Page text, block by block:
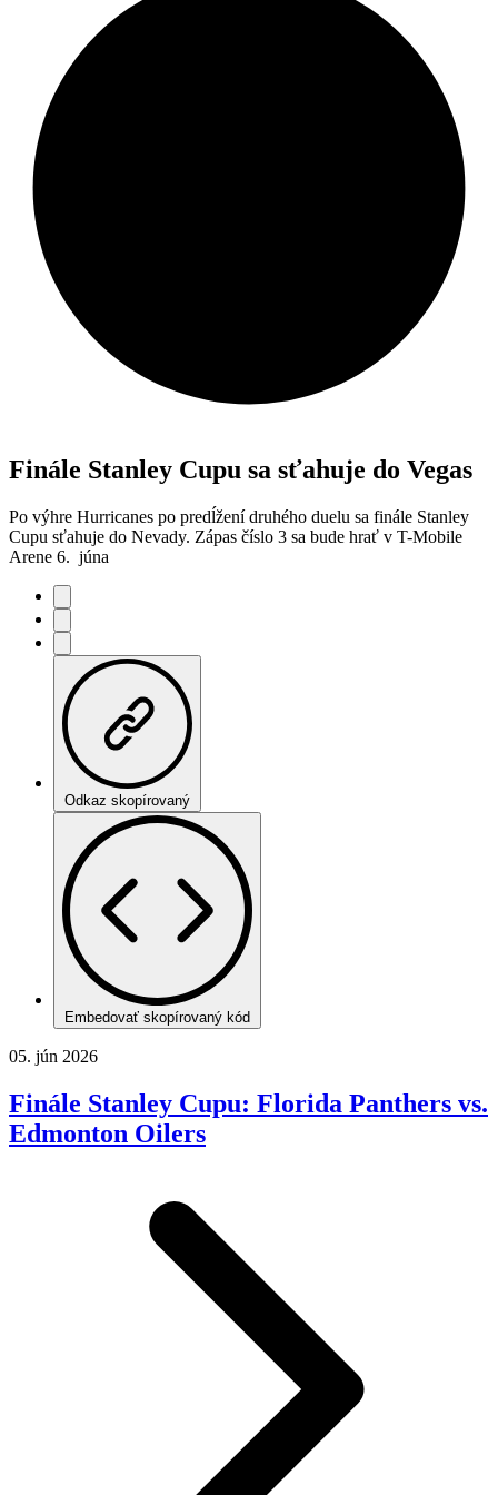
Finále Stanley Cupu sa sťahuje do Vegas
Po výhre Hurricanes po predĺžení druhého duelu sa finále Stanley
Cupu sťahuje do Nevady. Zápas číslo 3 sa bude hrať v T-Mobile
Arene 6. júna
Odkaz skopírovaný
Embedovať skopírovaný kód
05. jún 2026
Finále Stanley Cupu: Florida Panthers vs.
Edmonton Oilers